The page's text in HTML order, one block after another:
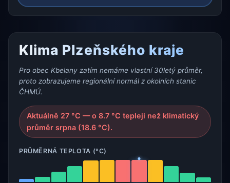
Klima Plzeňského kraje
Pro obec Kbelany zatím nemáme vlastní 30letý průměr,
proto zobrazujeme regionální normál z okolních stanic
ČHMÚ.
Aktuálně 27 °C — o 8.7 °C tepleji než klimatický
průměr srpna (18.6 °C).
PRŮMĚRNÁ TEPLOTA (°C)